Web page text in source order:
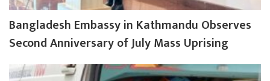
Bangladesh Embassy in Kathmandu Observes
Second Anniversary of July Mass Uprising